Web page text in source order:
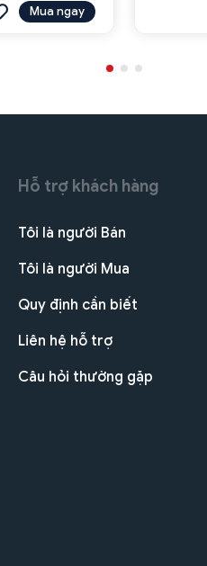
Mua ngay
Hỗ trợ khách hàng
Tôi là người Bán
Tôi là người Mua
Quy định cần biết
Liên hệ hỗ trợ
Câu hỏi thường gặp